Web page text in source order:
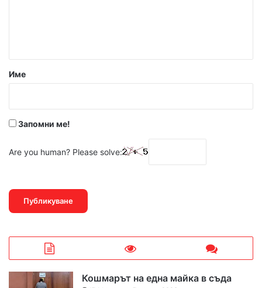
р
Име
Запомни ме!
Are you human? Please solve:
Кошмарът на една майка в съда